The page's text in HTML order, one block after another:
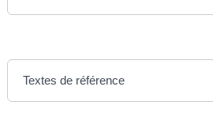
Textes de référence